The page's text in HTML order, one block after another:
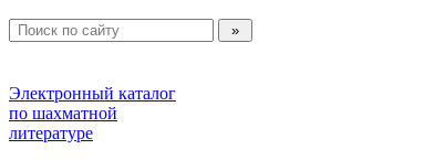
Электронный каталог
по шахматной
литературе